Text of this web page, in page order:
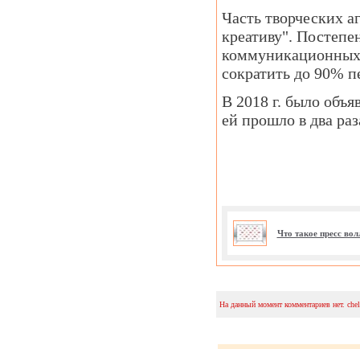
Часть творческих
креативу".
сократить до 90%
В 2018 г. было
ей прошло в два
Что такое пресс
На данный момент комментариев нет.